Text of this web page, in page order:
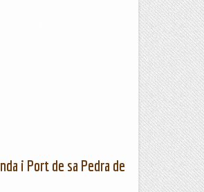
i Port de sa Pedra de